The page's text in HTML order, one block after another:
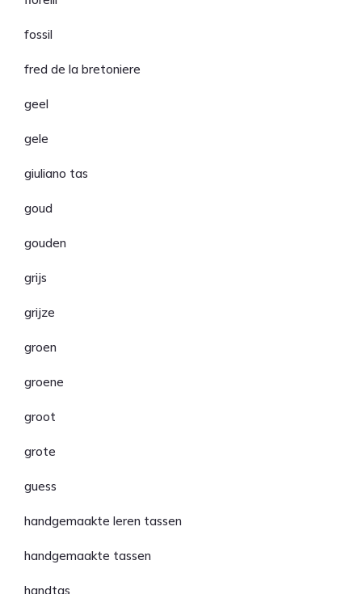
fossil
fred de la bretoniere
geel
gele
giuliano tas
goud
gouden
grijs
grijze
groen
groene
groot
grote
guess
handgemaakte leren tassen
handgemaakte tassen
handtas